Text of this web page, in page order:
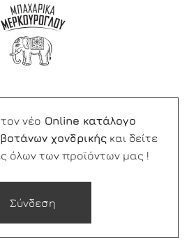
νέο Online κατάλογο
χονδρικής και δείτε
όλων των προϊόντων μας !
Σύνδεση